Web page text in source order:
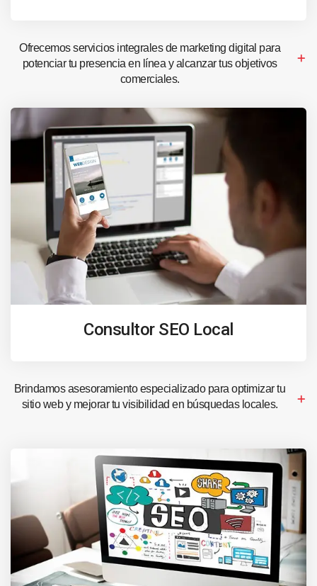
Ofrecemos servicios integrales de marketing digital para
potenciar tu presencia en línea y alcanzar tus objetivos
comerciales.
Consultor SEO Local
Brindamos asesoramiento especializado para optimizar tu
sitio web y mejorar tu visibilidad en búsquedas locales.